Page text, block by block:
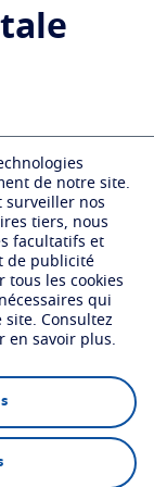
de notre site.
surveiller nos
tiers, nous
facultatifs et
de publicité
tous les cookies
qui
site. Consultez
en savoir plus.